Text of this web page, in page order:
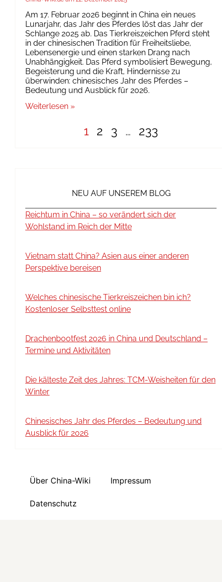
Am 17. Februar 2026 beginnt in China ein neues
Lunarjahr, das Jahr des Pferdes löst das Jahr der
Schlange 2025 ab. Das Tierkreiszeichen Pferd steht
in der chinesischen Tradition für Freiheitsliebe,
Lebensenergie und einen starken Drang nach
Unabhängigkeit. Das Pferd symbolisiert Bewegung,
Begeisterung und die Kraft, Hindernisse zu
überwinden: chinesisches Jahr des Pferdes –
Bedeutung und Ausblick für 2026.
Weiterlesen »
1 2 3 … 233
NEU AUF UNSEREM BLOG
Reichtum in China – so verändert sich der
Wohlstand im Reich der Mitte
Vietnam statt China? Asien aus einer anderen
Perspektive bereisen
Welches chinesische Tierkreiszeichen bin ich?
Kostenloser Selbsttest online
Drachenbootfest 2026 in China und Deutschland –
Termine und Aktivitäten
Die kälteste Zeit des Jahres: TCM-Weisheiten für den
Winter
Chinesisches Jahr des Pferdes – Bedeutung und
Ausblick für 2026
Über China-Wiki Impressum
Datenschutz